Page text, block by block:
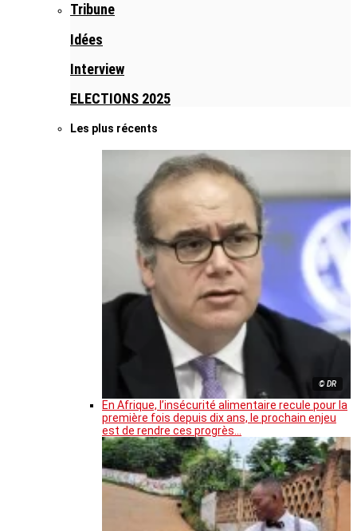
Tribune
Idées
Interview
ELECTIONS 2025
Les plus récents
© DR
En Afrique, l’insécurité alimentaire recule pour la
première fois depuis dix ans, le prochain enjeu
est de rendre ces progrès…